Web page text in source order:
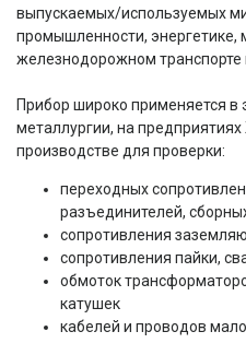
выпускаемых/используемых
промышленности, энергетике,
железнодорожном транспорте
Прибор широко применяется в
металлургии, на
производстве для проверки:
переходных
разъединителей,
сопротивления
сопротивления пайки,
обмоток
катушек
кабелей и проводов